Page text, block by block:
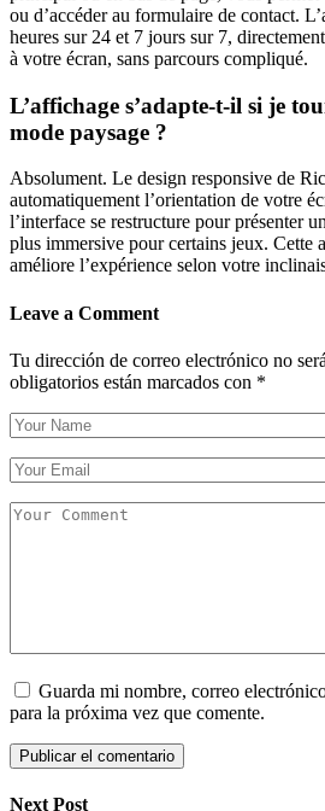
ou d’accéder au formulaire de contact.
heures sur 24 et 7 jours sur 7,
à votre écran, sans parcours compliqué.
L’affichage s’adapte-t-il si je
mode paysage ?
Absolument. Le design responsive de
automatiquement l’orientation de votre
l’interface se restructure pour présenter
plus immersive pour certains jeux. Cette
améliore l’expérience selon votre
Leave a Comment
Tu dirección de correo electrónico no
obligatorios están marcados con *
Guarda mi nombre, correo
para la próxima vez que comente.
Next Post